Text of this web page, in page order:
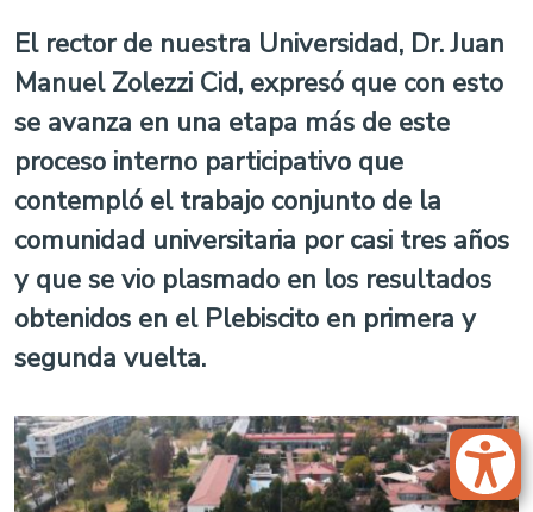
El rector de nuestra Universidad, Dr. Juan
Manuel Zolezzi Cid, expresó que con esto
se avanza en una etapa más de este
proceso interno participativo que
contempló el trabajo conjunto de la
comunidad universitaria por casi tres años
y que se vio plasmado en los resultados
obtenidos en el Plebiscito en primera y
segunda vuelta.